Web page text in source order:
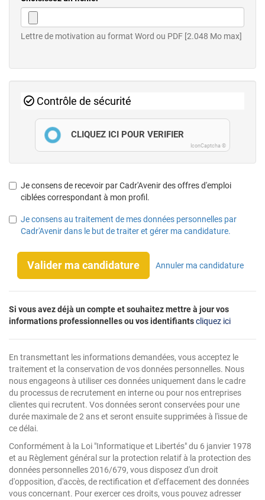
Lettre de motivation au format Word ou PDF [2.048 Mo max]
Contrôle de sécurité
IconCaptcha ©
CLIQUEZ ICI POUR VÉRIFIER
Je consens de recevoir par Cadr'Avenir des offres d'emploi
ciblées correspondant à mon profil.
Je consens au traitement de mes données personnelles par
Cadr'Avenir dans le but de traiter et gérer ma candidature.
Valider ma candidature Annuler ma candidature
Si vous avez déjà un compte et souhaitez mettre à jour vos
informations professionnelles ou vos identifiantscliquez ici
En transmettant les informations demandées, vous acceptez le
traitement et la conservation de vos données personnelles. Nous
nous engageons à utiliser ces données uniquement dans le cadre
du processus de recrutement en interne ou pour nos entreprises
clientes qui recrutent. Vos données seront conservées pour une
durée maximale de 2 ans et seront ensuite supprimées à l'issue de
ce délai.
Conformément à la Loi "Informatique et Libertés" du 6 janvier 1978
et au Règlement général sur la protection relatif à la protection des
données personnelles 2016/679, vous disposez d'un droit
d'opposition, d'accès, de rectification et d'effacement des données
vous concernant. Pour exercer ces droits, vous pouvez adresser